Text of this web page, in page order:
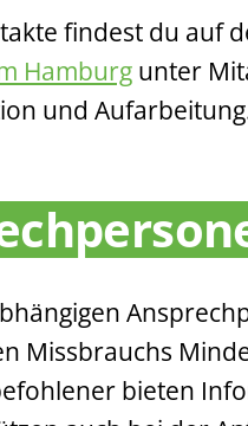
findest du auf
Hamburg unter
und
Missbrauchs
bieten